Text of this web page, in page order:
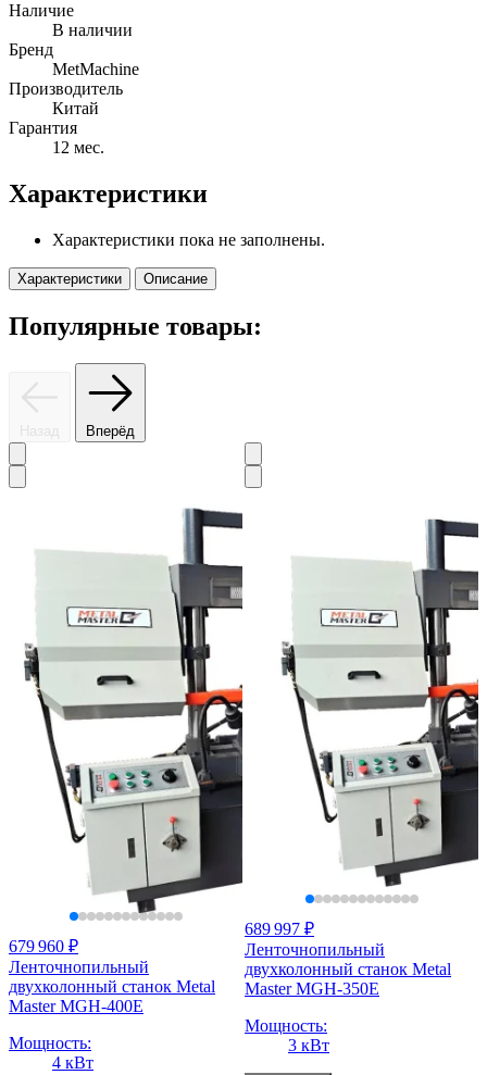
Наличие
В наличии
Бренд
MetMachine
Производитель
Китай
Гарантия
12 мес.
Характеристики
Характеристики пока не заполнены.
Характеристики Описание
Популярные товары:
Назад Вперёд
679 960 ₽
Ленточнопильный
двухколонный станок Metal
Master MGH-400E
Мощность:
4 кВт
689 997 ₽
Ленточнопильный
двухколонный станок Metal
Master MGH-350E
Мощность:
3 кВт